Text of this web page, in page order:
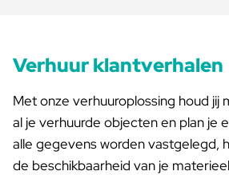
Verhuur klantverhalen
Met onze verhuuroplossing houd jij
al je verhuurde objecten en plan je
alle gegevens worden vastgelegd,
de beschikbaarheid van je